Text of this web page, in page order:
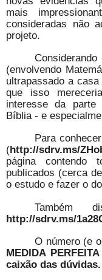
mais
consideradas não
projeto.
(envolvendo
ultrapassado a
que isso
interesse da parte
Bíblia - e
Para
(http://sdrv.ms/
página
publicados (cerca
o estudo e fazer o
Também
http://sdrv.ms/
O número (e
MEDIDA
caixão das dúvidas.